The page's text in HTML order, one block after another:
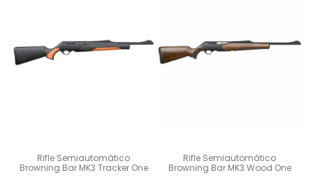
Rifle Semiautomático
Browning Bar MK3 Tracker One
Rifle Semiautomático
Browning Bar MK3 Wood One